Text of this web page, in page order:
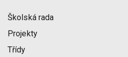
Školská rada
Projekty
Třídy